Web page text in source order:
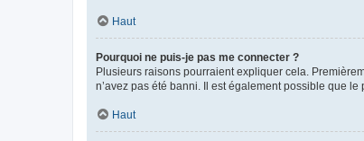
Haut
Pourquoi ne puis-je pas me connecter ?
Plusieurs raisons pourraient expliquer cela.
n’avez pas été banni. Il est également possible que
Haut